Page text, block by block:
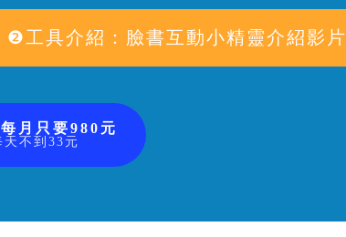
❷工具介紹：臉書互動小精靈介紹影
月只要980元
天不到33元